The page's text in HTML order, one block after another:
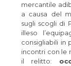
mercantile
a causa del
sugli scogli di
illeso
consigliabili in
incontri con le
il relitto: